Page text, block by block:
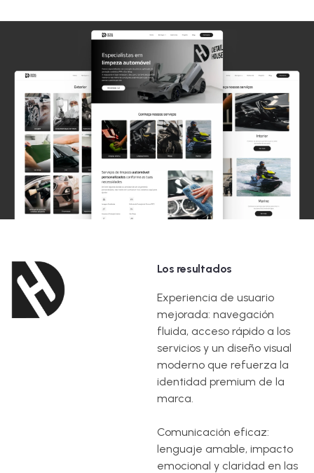
Los resultados
Experiencia de usuario
mejorada: navegación
fluida, acceso rápido a los
servicios y un diseño visual
moderno que refuerza la
identidad premium de la
marca.
Comunicación eficaz:
lenguaje amable, impacto
emocional y claridad en las